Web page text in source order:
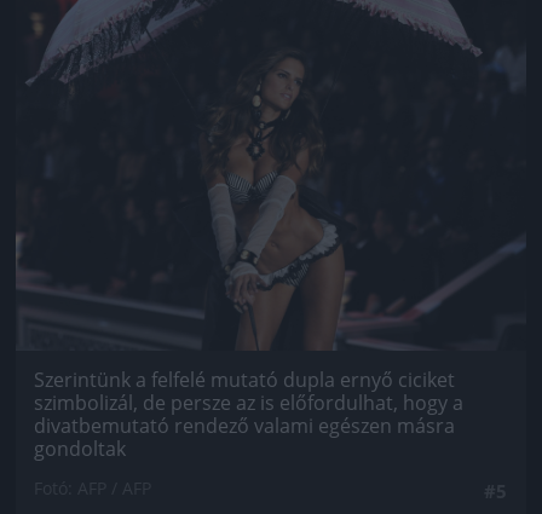
Szerintünk a felfelé mutató dupla ernyő ciciket
szimbolizál, de persze az is előfordulhat, hogy a
divatbemutató rendező valami egészen másra
gondoltak